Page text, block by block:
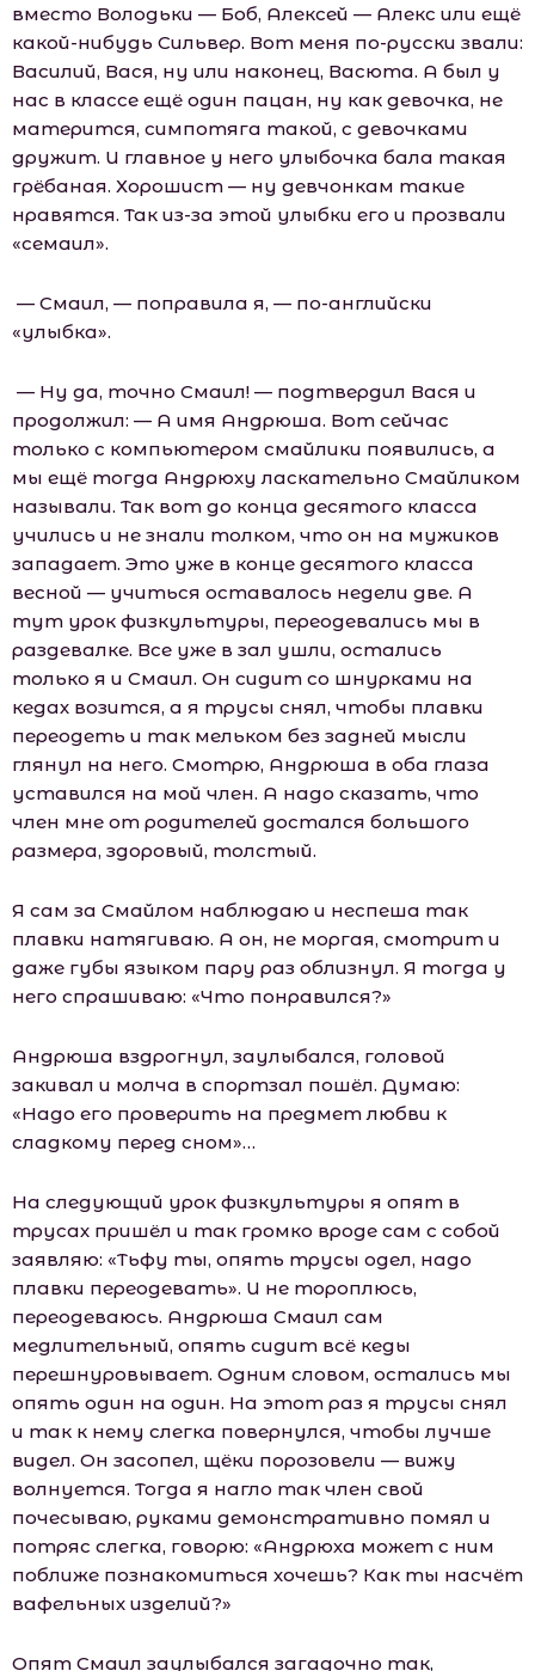
вместо Володьки — Боб, Алексей — Алекс или ещё
какой-нибудь Сильвер. Вот меня по-русски звали:
Василий, Вася, ну или наконец, Васюта. А был у
нас в классе ещё один пацан, ну как девочка, не
матерится, симпотяга такой, с девочками
дружит. И главное у него улыбочка бала такая
грёбаная. Хорошист — ну девчонкам такие
нравятся. Так из-за этой улыбки его и прозвали
«семаил».
— Смаил, — поправила я, — по-английски
«улыбка».
— Ну да, точно Смаил! — подтвердил Вася и
продолжил: — А имя Андрюша. Вот сейчас
только с компьютером смайлики появились, а
мы ещё тогда Андрюху ласкательно Смайликом
называли. Так вот до конца десятого класса
учились и не знали толком, что он на мужиков
западает. Это уже в конце десятого класса
весной — учиться оставалось недели две. А
тут урок физкультуры, переодевались мы в
раздевалке. Все уже в зал ушли, остались
только я и Смаил. Он сидит со шнурками на
кедах возится, а я трусы снял, чтобы плавки
переодеть и так мельком без задней мысли
глянул на него. Смотрю, Андрюша в оба глаза
уставился на мой член. А надо сказать, что
член мне от родителей достался большого
размера, здоровый, толстый.
Я сам за Смайлом наблюдаю и неспеша так
плавки натягиваю. А он, не моргая, смотрит и
даже губы языком пару раз облизнул. Я тогда у
него спрашиваю: «Что понравился?»
Андрюша вздрогнул, заулыбался, головой
закивал и молча в спортзал пошёл. Думаю:
«Надо его проверить на предмет любви к
сладкому перед сном»…
На следующий урок физкультуры я опят в
трусах пришёл и так громко вроде сам с собой
заявляю: «Тьфу ты, опять трусы одел, надо
плавки переодевать». И не тороплюсь,
переодеваюсь. Андрюша Смаил сам
медлительный, опять сидит всё кеды
перешнуровывает. Одним словом, остались мы
опять один на один. На этот раз я трусы снял
и так к нему слегка повернулся, чтобы лучше
видел. Он засопел, щёки порозовели — вижу
волнуется. Тогда я нагло так член свой
почесываю, руками демонстративно помял и
потряс слегка, говорю: «Андрюха может с ним
поближе познакомиться хочешь? Как ты насчёт
вафельных изделий?»
Опят Смаил заулыбался загадочно так,